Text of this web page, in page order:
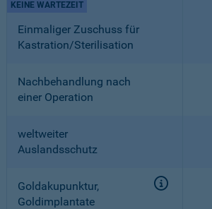
Einmaliger Zuschuss für
Kastration/Sterilisation
KEINE WARTEZEIT
Nachbehandlung nach
einer Operation
weltweiter
Auslandsschutz
Goldakupunktur,
Goldimplantate